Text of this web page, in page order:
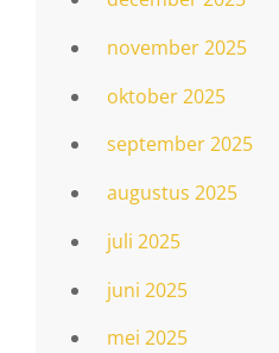
november 2025
oktober 2025
september 2025
augustus 2025
juli 2025
juni 2025
mei 2025